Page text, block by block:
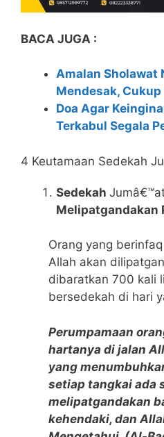
BACA JUGA :
Amalan Sholawat
Mendesak, Cukup
Doa Agar
Terkabul Segala
4 Keutamaan Sedekah
Sedekah
Melipatgandakan
Orang yang
Allah akan
dibaratkan 700 kali
bersedekah di hari
Perumpamaan
hartanya di jalan
yang
setiap tangkai ada
melipatgandakan
kehendaki, dan